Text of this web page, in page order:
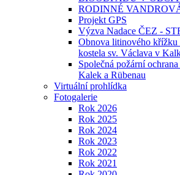
RODINNÉ
Projekt GPS
Výzva Nadace ČEZ -
Obnova litinového křížku
kostela sv. Václava v
Společná požární
Kalek a Rübenau
Virtuální prohlídka
Fotogalerie
Rok 2026
Rok 2025
Rok 2024
Rok 2023
Rok 2022
Rok 2021